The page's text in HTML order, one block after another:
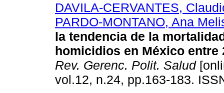
DAVILA-CERVANTES,
PARDO-MONTANO, Ana
la tendencia de la
homicidios en México entre
Rev. Gerenc. Polit. Salud
vol.12, n.24, pp.163-183.